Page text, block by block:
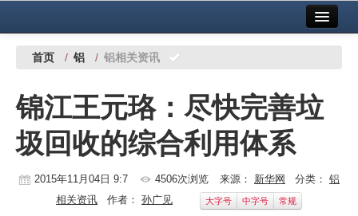
中国有色金属报社主办 广告服务
铜镍铅锌
铝
稀有稀土
首页 / 铝 / 铝相关资讯
锦江王元珞：尽快完善垃
圾回收的综合利用体系
2015年11月04日 9:7 4506次浏览 来源： 新华网 分类： 铝
相关资讯 作者： 孙广见 大字号 中字号 常规